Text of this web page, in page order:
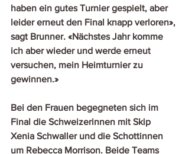
haben ein gutes Turnier gespielt, aber
leider erneut den Final knapp verloren»,
sagt Brunner. «Nächstes Jahr komme
ich aber wieder und werde erneut
versuchen, mein Heimturnier zu
gewinnen.»
Bei den Frauen begegneten sich im
Final die Schweizerinnen mit Skip
Xenia Schwaller und die Schottinnen
um Rebecca Morrison. Beide Teams